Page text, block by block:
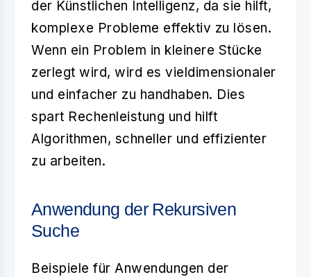
der Künstlichen Intelligenz, da sie hilft,
komplexe Probleme effektiv zu lösen.
Wenn ein Problem in kleinere Stücke
zerlegt wird, wird es vieldimensionaler
und einfacher zu handhaben. Dies
spart Rechenleistung und hilft
Algorithmen, schneller und effizienter
zu arbeiten.
Anwendung der Rekursiven
Suche
Beispiele für Anwendungen der